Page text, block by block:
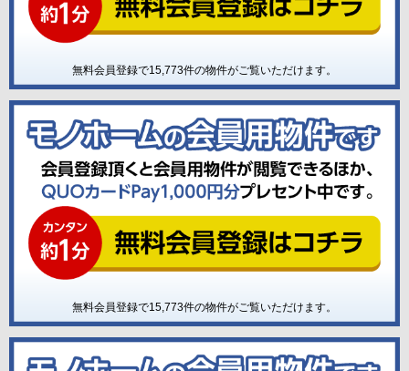
無料会員登録で15,773件の物件がご覧いただけます。
無料会員登録で15,773件の物件がご覧いただけます。